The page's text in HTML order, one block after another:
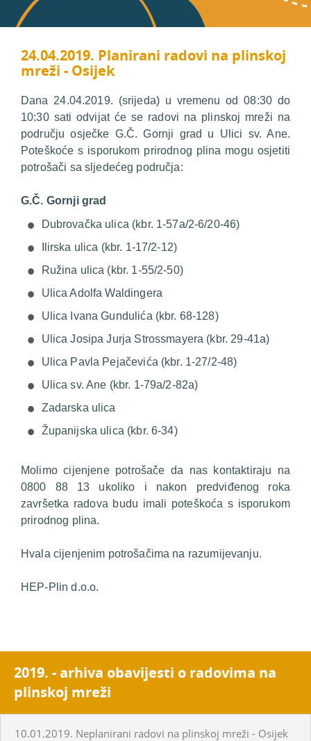
24.04.2019. Planirani radovi na plinskoj
mreži - Osijek
Dana 24.04.2019. (srijeda) u vremenu od 08:30 do
10:30 sati odvijat će se radovi na plinskoj mreži na
području osječke G.Č. Gornji grad u Ulici sv. Ane.
Poteškoće s isporukom prirodnog plina mogu osjetiti
potrošači sa sljedećeg područja:
G.Č. Gornji grad
Dubrovačka ulica (kbr. 1-57a/2-6/20-46)
Ilirska ulica (kbr. 1-17/2-12)
Ružina ulica (kbr. 1-55/2-50)
Ulica Adolfa Waldingera
Ulica Ivana Gundulića (kbr. 68-128)
Ulica Josipa Jurja Strossmayera (kbr. 29-41a)
Ulica Pavla Pejačevića (kbr. 1-27/2-48)
Ulica sv. Ane (kbr. 1-79a/2-82a)
Zadarska ulica
Županijska ulica (kbr. 6-34)
Molimo cijenjene potrošače da nas kontaktiraju na
0800 88 13 ukoliko i nakon predviđenog roka
završetka radova budu imali poteškoća s isporukom
prirodnog plina.
Hvala cijenjenim potrošačima na razumijevanju.
HEP-Plin d.o.o.
2019. - arhiva obavijesti o radovima na
plinskoj mreži
10.01.2019. Neplanirani radovi na plinskoj mreži - Osijek